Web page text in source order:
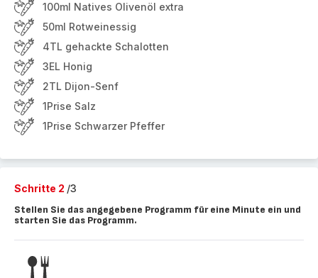
100ml Natives Olivenöl extra
50ml Rotweinessig
4TL gehackte Schalotten
3EL Honig
2TL Dijon-Senf
1Prise Salz
1Prise Schwarzer Pfeffer
Schritte 2 /3
Stellen Sie das angegebene Programm für eine Minute ein und
starten Sie das Programm.